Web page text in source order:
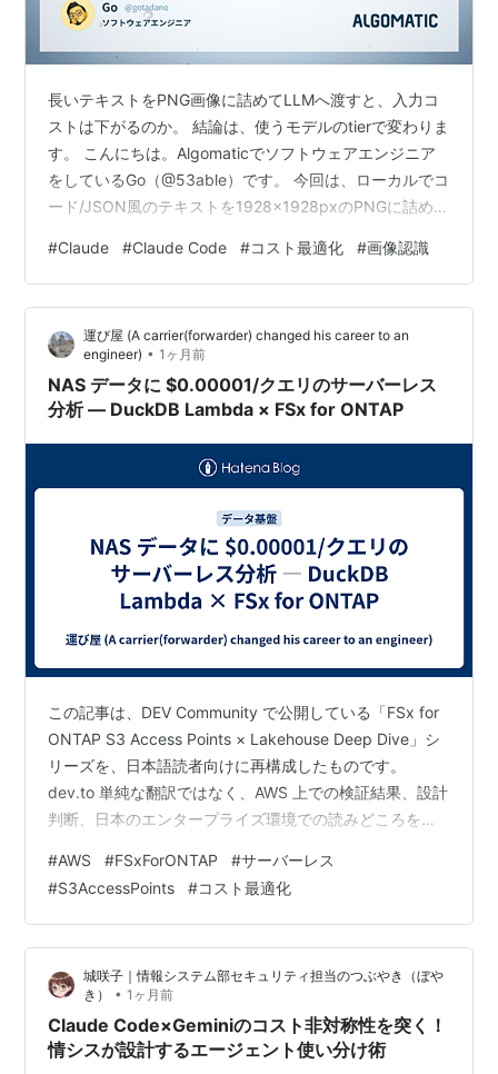
長いテキストをPNG画像に詰めてLLMへ渡すと、入力コ
ストは下がるのか。 結論は、使うモデルのtierで変わりま
す。 こんにちは。Algomaticでソフトウェアエンジニア
をしているGo（@53able）です。 今回は、ローカルでコ
ード/JSON風のテキストを1928×1928pxのPNGに詰め、
count_tokens 実測、実際の画像読解を見ました。 結果を
短く言うと、こうです。 高解像度tier相当の公式patch式
で見ると、読みやすい10pxはテキストより高く見えた
claude-sonnet-4-6 の標…
#Claude #Claude Code #コスト最適化 #画像認識
運び屋 (A carrier(forwarder) changed his career to an
engineer) • 1ヶ月前
NAS データに $0.00001/クエリのサーバーレス
分析 — DuckDB Lambda × FSx for ONTAP
この記事は、DEV Community で公開している「FSx for
ONTAP S3 Access Points × Lakehouse Deep Dive」シ
リーズを、日本語読者向けに再構成したものです。
dev.to 単純な翻訳ではなく、AWS 上での検証結果、設計
判断、日本のエンタープライズ環境での読みどころを補
DuckDB を Lambda にデプロイして FSx for ONTAP の
S3 Access Points 経由でクエリ実行。コスト効率の高い
ゼロコピー分析パスの一つ。 コールドスタート: 1,854
ms（初回起動…
#AWS #FSxForONTAP #サーバーレス
#S3AccessPoints #コスト最適化
城咲子｜情報システム部セキュリティ担当のつぶやき（ぼや
き）
• 1ヶ月前
Claude Code×Geminiのコスト非対称性を突く！
情シスが設計するエージェント使い分け術